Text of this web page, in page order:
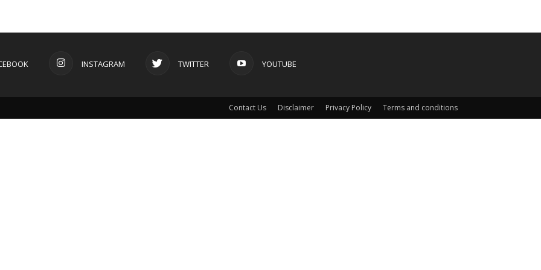
INSTAGRAM TWITTER YOUTUBE
Contact Us Disclaimer Privacy Policy Terms and conditions